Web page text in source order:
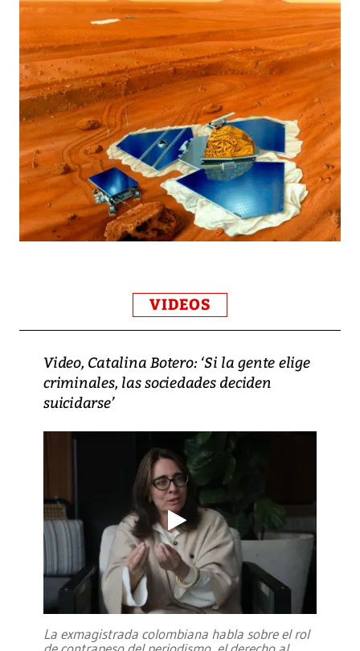
VIDEOS
Video, Catalina Botero: ‘Si la gente elige
criminales, las sociedades deciden
suicidarse’
La exmagistrada colombiana habla sobre el rol